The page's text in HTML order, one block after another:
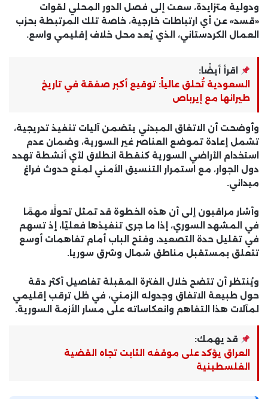
ودولية متزايدة، سعت إلى فصل الدور المحلي لقوات
«قسد» عن أي ارتباطات خارجية، خاصة تلك المرتبطة بحزب
العمال الكردستاني، الذي يُعد محل خلاف إقليمي واسع.
اقرأ أيضًا:
السعودية تُحلق عالياً: توقيع أكبر صفقة في تاريخ
طيرانها مع إيرباص
وأوضحت أن الاتفاق المبدئي يتضمنآليات تنفيذ تدريجية،
تشمل إعادة تموضع العناصر غير السورية، وضمان عدم
استخدام الأراضي السورية كنقطة انطلاق لأي أنشطة تهدد
دول الجوار، مع استمرار التنسيق الأمني لمنع حدوث فراغ
ميداني.
وأشار مراقبون إلى أن هذه الخطوة قد تمثل تحولًا مهمًا
في المشهد السوري، إذا ما جرى تنفيذها فعليًا، إذ تسهم
في تقليل حدة التصعيد، وفتح الباب أمام تفاهمات أوسع
تتعلق بمستقبل مناطق شمال وشرق سوريا.
ويُنتظر أن تتضح خلال الفترة المقبلة تفاصيل أكثر دقة
حول طبيعة الاتفاق وجدوله الزمني، في ظل ترقب إقليمي
لمآلات هذا التفاهم وانعكاساته على مسار الأزمة السورية.
قد يهمك:
العراق يؤكد على موقفه الثابت تجاه القضية
الفلسطينية